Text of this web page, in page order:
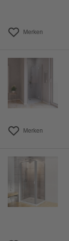
Merken
Merken